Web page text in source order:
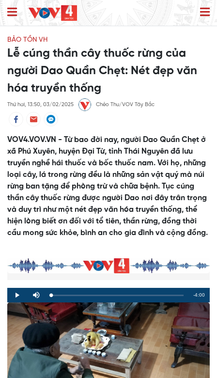
BẢO TỒN VH
Lễ cúng thần cây thuốc rừng của
người Dao Quần Chẹt: Nét đẹp văn
hóa truyền thống
Thứ hai, 13:50, 03/02/2025 Chẻo Thu/VOV Tây Bắc
VOV4.VOV.VN - Từ bao đời nay, người Dao Quần Chẹt ở
xã Phú Xuyên, huyện Đại Từ, tỉnh Thái Nguyên đã lưu
truyền nghề hái thuốc và bốc thuốc nam. Với họ, những
loại cây, lá trong rừng đều là những sản vật quý mà núi
rừng ban tặng để phòng trừ và chữa bệnh. Tục cúng
thần cây thuốc rừng được người Dao nơi đây trân trọng
và duy trì như một nét đẹp văn hóa truyền thống, thể
hiện lòng biết ơn đối với tổ tiên, thần rừng, đồng thời
cầu mong sức khỏe, bình an cho gia đình và cộng đồng.
Play Mute Loaded:
0%
Progress:
0%
Remaining
-4:00